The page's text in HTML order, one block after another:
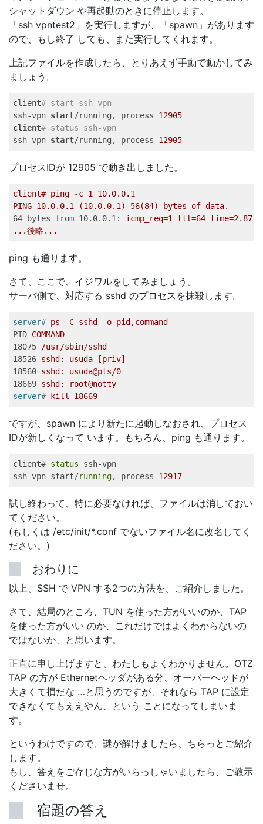
シャットダウン や再起動のときに停止します。
「ssh vpntest2」を実行しますが、「spawn」があります
ので、もし終了 しても、また実行してくれます。
上記ファイルを作成したら、とりあえず手動で動かしてみ
ましょう。
client# start ssh-vpn
ssh-vpn start/running, process 12905
client# status ssh-vpn
ssh-vpn start/running, process 12905
プロセスIDが 12905 で動き出しました。
client# ping -c 1 10.0.0.1
PING 10.0.0.1 (10.0.0.1) 56(84) bytes of data.
64 bytes from 10.0.0.1:
icmp_req=1 ttl=64 time=2.87
...後略...
ping も通ります。
さて、ここで、イジワルをしてみましょう。
サーバ側で、対応する sshd のプロセスを抹殺します。
server# ps -C sshd -o pid,command
PID COMMAND
18075 /usr/sbin/sshd
18526 sshd: usuda [priv]
18560 sshd: usuda@pts/0
18669 sshd: root@notty
server#
kill 18669
ですが、spawn により新たに起動しなおされ、プロセス
IDが新しくなって います。もちろん、ping も通ります。
client# status ssh-vpn
ssh-vpn start/running, process 12917
試し終わって、特に必要なければ、ファイルは消しておい
てください。
(もしくは /etc/init/*.conf でないファイル名に改名してく
ださい。)
おわりに
以上、SSH で VPN する2つの方法を、ご紹介しました。
さて、結局のところ、TUN を使った方がいいのか、TAP
を使った方がいい のか、これだけではよくわからないの
ではないか、と思います。
正直に申し上げますと、わたしもよくわかりません。OTZ
TAP の方が Ethernetヘッダがある分、オーバーヘッドが
大きくて損だな …と思うのですが、それなら TAP に設定
できなくてもええやん、という ことになってしまいま
す。
というわけですので、謎が解けましたら、ちらっとご紹介
します。
もし、答えをご存じな方がいらっしゃいましたら、ご教示
くださいませ。
宿題の答え